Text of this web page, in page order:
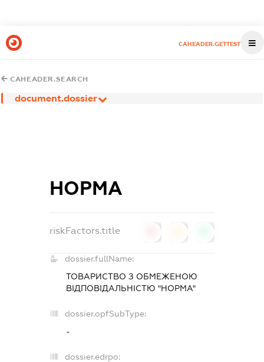
CAHEADER.GETTEST
CAHEADER.SEARCH
document.dossier
НОРМА
riskFactors.title
dossier.fullName:
ТОВАРИСТВО З ОБМЕЖЕНОЮ
ВІДПОВІДАЛЬНІСТЮ "НОРМА"
dossier.opfSubType:
-
dossier.edrpo: